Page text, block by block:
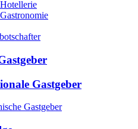
Gastgeber
Gastgeber